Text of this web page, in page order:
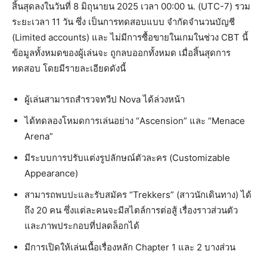
สิ้นสุดลงในวันที่ 8 มิถุนายน 2025 เวลา 00:00 น. (UTC-7) รวม
ระยะเวลา 11 วัน ซึ่ง เป็นการทดสอบแบบ จำกัดจำนวนบัญชี
(Limited accounts) และ ไม่มีการซื้อขายในเกมในช่วง CBT นี้
ข้อมูลทั้งหมดของผู้เล่นจะ ถูกลบออกทั้งหมด เมื่อสิ้นสุดการ
ทดสอบ โดยมีรายละเอียดดังนี้
ผู้เล่นสามารถสำรวจทวีป Nova ได้ล่วงหน้า
ได้ทดลองโหมดการเล่นอย่าง “Ascension” และ “Menace
Arena”
มีระบบการปรับแต่งรูปลักษณ์ตัวละคร (Customizable
Appearance)
สามารถพบปะและรับสมัคร “Trekkers” (สาวนักเดินทาง) ได้
ถึง 20 คน ซึ่งแต่ละคนจะมีสไตล์การต่อสู้ เรื่องราวส่วนตัว
และภาพประกอบที่ปลดล็อกได้
มีการเปิดให้เล่นเนื้อเรื่องหลัก Chapter 1 และ 2 บางส่วน